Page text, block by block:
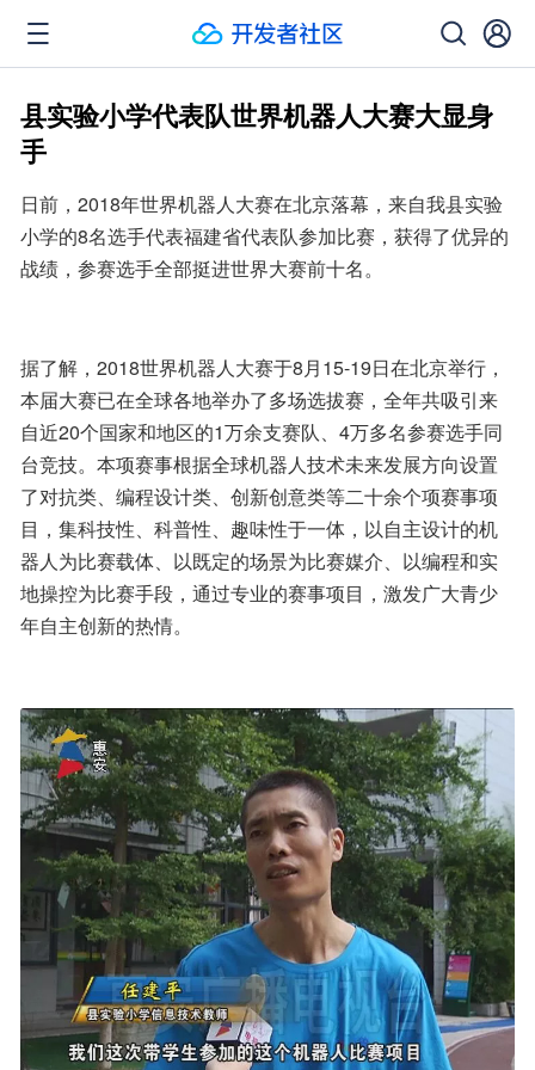
县实验小学代表队世界机器人大赛大显身
手
日前，2018年世界机器人大赛在北京落幕，来自我县实验
小学的8名选手代表福建省代表队参加比赛，获得了优异的
战绩，参赛选手全部挺进世界大赛前十名。
据了解，2018世界机器人大赛于8月15-19日在北京举行，
本届大赛已在全球各地举办了多场选拔赛，全年共吸引来
自近20个国家和地区的1万余支赛队、4万多名参赛选手同
台竞技。本项赛事根据全球机器人技术未来发展方向设置
了对抗类、编程设计类、创新创意类等二十余个项赛事项
目，集科技性、科普性、趣味性于一体，以自主设计的机
器人为比赛载体、以既定的场景为比赛媒介、以编程和实
地操控为比赛手段，通过专业的赛事项目，激发广大青少
年自主创新的热情。